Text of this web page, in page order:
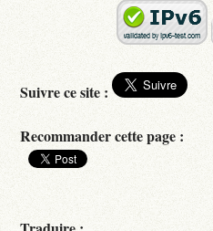
Suivre ce site :
Recommander cette page :